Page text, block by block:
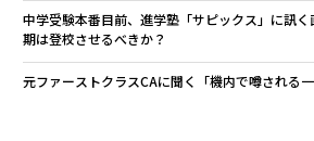
中学受験本番目前、進学塾「サピックス」に訊
期は登校させるべきか？
元ファーストクラスCAに聞く「機内で噂される